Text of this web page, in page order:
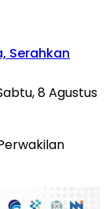
Serahkan
8 Agustus